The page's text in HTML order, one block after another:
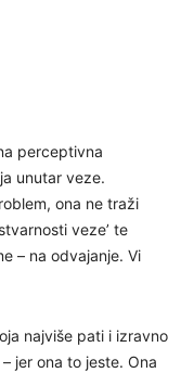
perceptivna
unutar veze.
ona ne traži
veze’ te
– na odvajanje. Vi
najviše pati i izravno
jer ona to jeste. Ona